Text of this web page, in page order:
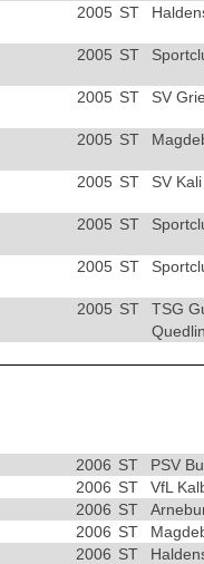
2005 ST
2005 ST
2005 ST SV
2005 ST
2005 ST SV
2005 ST
2005 ST
2005 ST
TSG
2006 ST
PSV
2006 ST
VfL
2006 ST
2006 ST
2006 ST